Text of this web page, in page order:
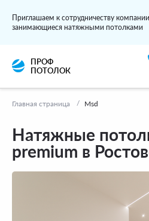
Приглашаем к сотрудничеству компании,
занимающиеся натяжными потолками
ПРОФ
ПОТОЛОК
Главная страница Msd
Натяжные
premium в